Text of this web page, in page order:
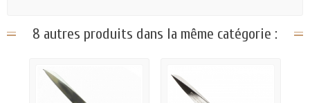
8 autres produits dans la même catégorie :